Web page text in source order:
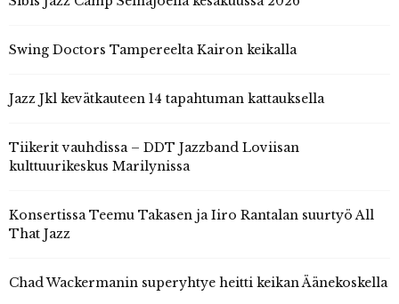
Swing Doctors Tampereelta Kairon keikalla
Jazz Jkl kevätkauteen 14 tapahtuman kattauksella
Tiikerit vauhdissa – DDT Jazzband Loviisan
kulttuurikeskus Marilynissa
Konsertissa Teemu Takasen ja Iiro Rantalan suurtyö All
That Jazz
Chad Wackermanin superyhtye heitti keikan Äänekoskella